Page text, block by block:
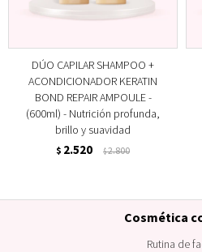
DÚO CAPILAR SHAMPOO +
ACONDICIONADOR KERATIN
BOND REPAIR AMPOULE -
(600ml) - Nutrición profunda,
brillo y suavidad
$ 2.520 $2.800
Cosmética
Rutina de